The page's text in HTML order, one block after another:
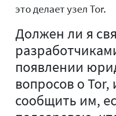
это делает узел Tor.
Должен ли я
появлении
вопросов о Tor,
сообщить им,